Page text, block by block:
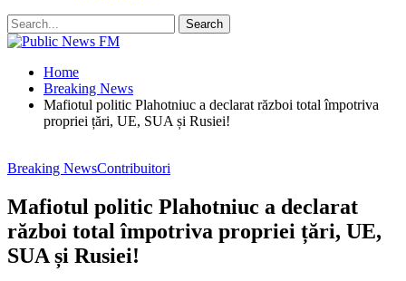
Home
Breaking News
Mafiotul politic Plahotniuc a declarat război total împotriva
propriei țări, UE, SUA și Rusiei!
Breaking NewsContribuitori
Mafiotul politic Plahotniuc a declarat
război total împotriva propriei țări, UE,
SUA și Rusiei!